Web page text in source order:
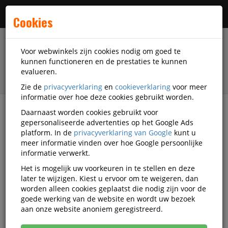
filter
Papierwaren
Enveloppen
Gekleurde enveloppen
Gekleurde enveloppen
Populariteit
Cookies
Voor webwinkels zijn cookies nodig om goed te
kunnen functioneren en de prestaties te kunnen
evalueren.
Zie de privacyverklaring en cookieverklaring voor meer
informatie over hoe deze cookies gebruikt worden.
Daarnaast worden cookies gebruikt voor
gepersonaliseerde advertenties op het Google Ads
platform. In de privacyverklaring van Google kunt u
meer informatie vinden over hoe Google persoonlijke
informatie verwerkt.
Het is mogelijk uw voorkeuren in te stellen en deze
later te wijzigen. Kiest u ervoor om te weigeren, dan
worden alleen cookies geplaatst die nodig zijn voor de
goede werking van de website en wordt uw bezoek
aan onze website anoniem geregistreerd.